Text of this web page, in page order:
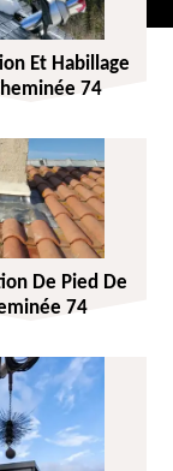
Et Habillage
74
De Pied De
74